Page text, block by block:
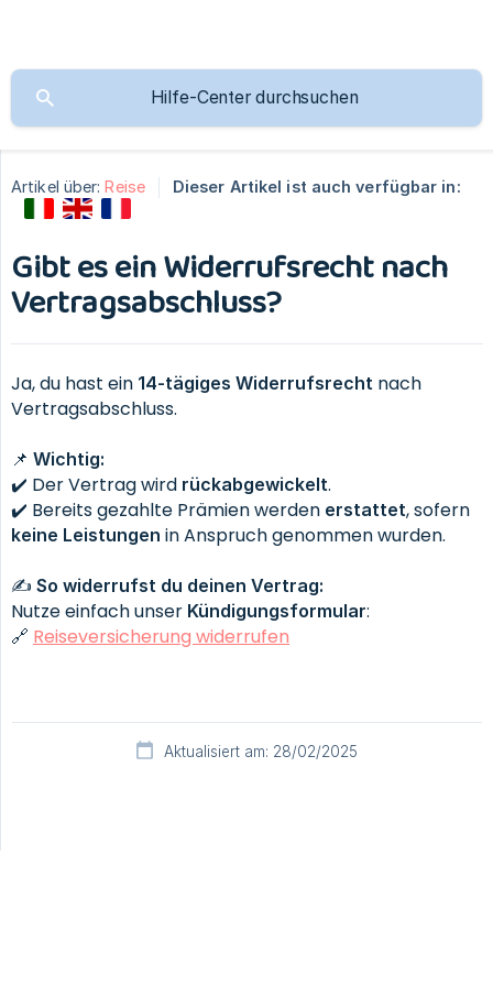
Artikel über: Reise Dieser Artikel ist auch verfügbar in:
Gibt es ein Widerrufsrecht nach
Vertragsabschluss?
Ja, du hast ein 14-tägiges Widerrufsrecht nach
Vertragsabschluss.
📌 Wichtig:
✔️ Der Vertrag wird rückabgewickelt.
✔️ Bereits gezahlte Prämien werden erstattet, sofern
keine Leistungen in Anspruch genommen wurden.
✍️ So widerrufst du deinen Vertrag:
Nutze einfach unser Kündigungsformular:
🔗 Reiseversicherung widerrufen
Aktualisiert am: 28/02/2025